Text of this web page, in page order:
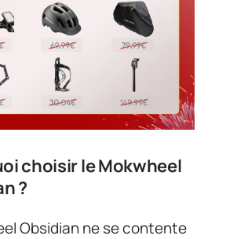
choisir le Mokwheel
?
Obsidian ne se contente